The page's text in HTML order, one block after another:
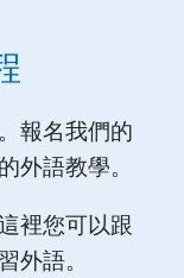
報名我們的
外語教學。
裡您可以跟
外語。